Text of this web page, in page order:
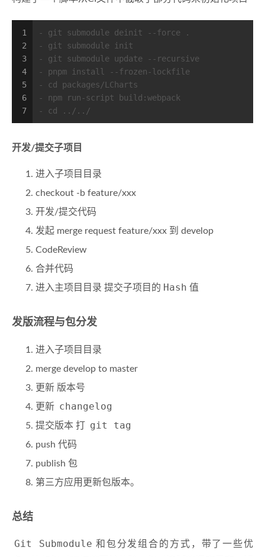
1
2
3
4
5
6
7
- git submodule deinit --force .
- git submodule init
- git submodule update --recursive
- pnpm install --frozen-lockfile
- cd packages/LCharts
- npm run-script build:webpack
- cd ../../
开发/提交子项目
进入子项目目录
checkout -b feature/xxx
开发/提交代码
发起 merge request feature/xxx 到 develop
CodeReview
合并代码
进入主项目目录 提交子项目的 Hash 值
发版流程与包分发
进入子项目目录
merge develop to master
更新 版本号
更新 changelog
提交版本 打 git tag
push 代码
publish 包
第三方应用更新包版本。
总结
Git Submodule 和包分发组合的方式，带了一些优